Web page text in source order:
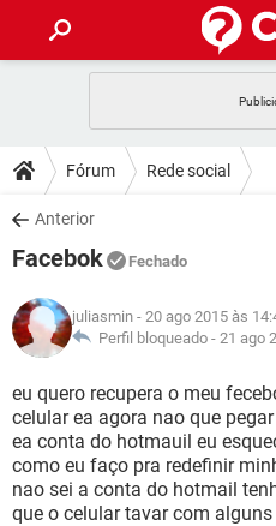
CELULAR
OUTLOOK
INSTAGRAM
GUIA DE COMPRAS
DICAS
JOGOS
INSTAGRAM
GUIA DE COMPRAS
DOWNLOADS
JOGOS
CELULAR
OUTLOOK
GUIA DE COMPRAS
JOGOS
CELULAR
OUTLOOK
INSTAGRAM
GUIA DE COMPRAS
GLOSSÁRIO
CELULAR
OUTLOOK
INSTAGRAM
Fórum Rede social
Anterior
Facebok Fechado
juliasmin - 20 ago 2015 às
Perfil bloqueado - 21 ago
eu quero recupera o meu
celular ea agora nao que
ea conta do hotmauil eu
como eu faço pra redefinir
nao sei a conta do hotmail
que o celular tavar com